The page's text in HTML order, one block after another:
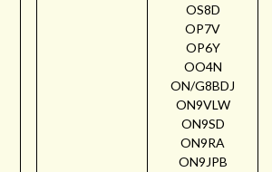
OS8D
OP7V
OP6Y
OO4N
ON/G8BDJ
ON9VLW
ON9SD
ON9RA
ON9JPB